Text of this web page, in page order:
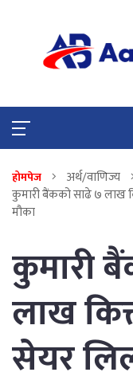
होमपेज
अर्थ/वाणिज्य
कुमारी बैंकको साढे ७ लाख
मौका
कुमारी
लाख
सेयर